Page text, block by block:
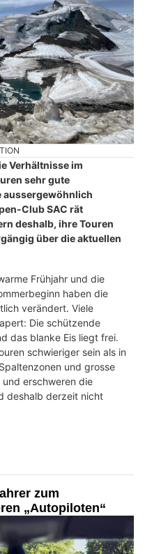
Verhältnisse im
sehr gute
aussergewöhnlich
Club SAC rät
deshalb, ihre Touren
über die aktuellen
Frühjahr und die
haben die
verändert. Viele
Die schützende
das blanke Eis liegt frei.
schwieriger sein als in
und grosse
erschweren die
deshalb derzeit nicht
zum
„Autopiloten“